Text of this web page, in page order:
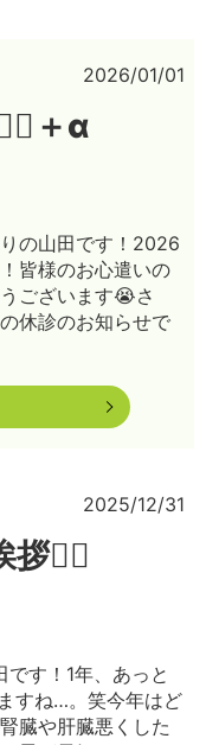
2026/01/01
＋α
の山田です！2026
皆様のお心遣いの
ございます😭さ
休診のお知らせで
2025/12/31
🙇‍♀️
す！1年、あっと
すね…。笑今年はど
臓や肝臓悪くした